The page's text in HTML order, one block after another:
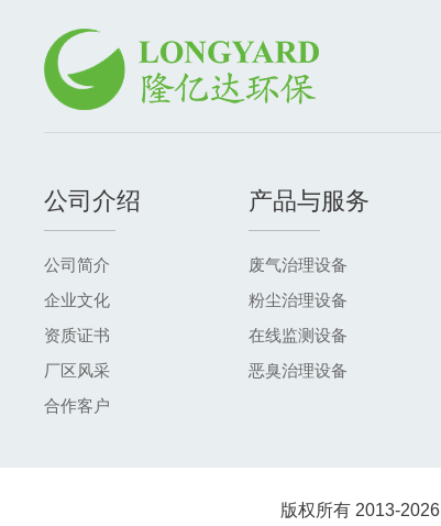
公司介绍
公司简介
企业文化
资质证书
厂区风采
合作客户
产品与服务
废气治理设备
粉尘治理设备
在线监测设备
恶臭治理设备
版权所有 2013-2026